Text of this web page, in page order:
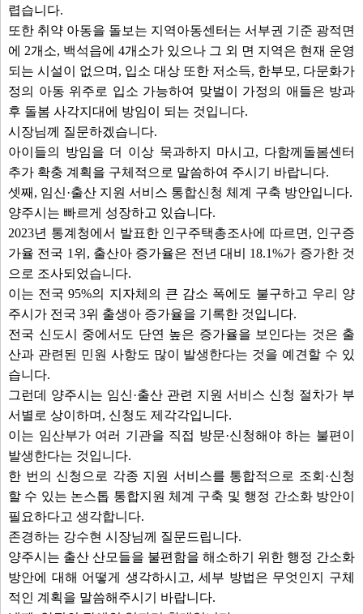
렵습니다.
또한 취약 아동을 돌보는 지역아동센터는 서부권 기준 광적면
에 2개소, 백석읍에 4개소가 있으나 그 외 면 지역은 현재 운영
되는 시설이 없으며, 입소 대상 또한 저소득, 한부모, 다문화가
정의 아동 위주로 입소 가능하여 맞벌이 가정의 애들은 방과
후 돌봄 사각지대에 방임이 되는 것입니다.
시장님께 질문하겠습니다.
아이들의 방임을 더 이상 묵과하지 마시고, 다함께돌봄센터
추가 확충 계획을 구체적으로 말씀하여 주시기 바랍니다.
셋째, 임신·출산 지원 서비스 통합신청 체계 구축 방안입니다.
양주시는 빠르게 성장하고 있습니다.
2023년 통계청에서 발표한 인구주택총조사에 따르면, 인구증
가율 전국 1위, 출산아 증가율은 전년 대비 18.1%가 증가한 것
으로 조사되었습니다.
이는 전국 95%의 지자체의 큰 감소 폭에도 불구하고 우리 양
주시가 전국 3위 출생아 증가율을 기록한 것입니다.
전국 신도시 중에서도 단연 높은 증가율을 보인다는 것은 출
산과 관련된 민원 사항도 많이 발생한다는 것을 예견할 수 있
습니다.
그런데 양주시는 임신·출산 관련 지원 서비스 신청 절차가 부
서별로 상이하며, 신청도 제각각입니다.
이는 임산부가 여러 기관을 직접 방문·신청해야 하는 불편이
발생한다는 것입니다.
한 번의 신청으로 각종 지원 서비스를 통합적으로 조회·신청
할 수 있는 논스톱 통합지원 체계 구축 및 행정 간소화 방안이
필요하다고 생각합니다.
존경하는 강수현 시장님께 질문드립니다.
양주시는 출산 산모들을 불편함을 해소하기 위한 행정 간소화
방안에 대해 어떻게 생각하시고, 세부 방법은 무엇인지 구체
적인 계획을 말씀해주시기 바랍니다.